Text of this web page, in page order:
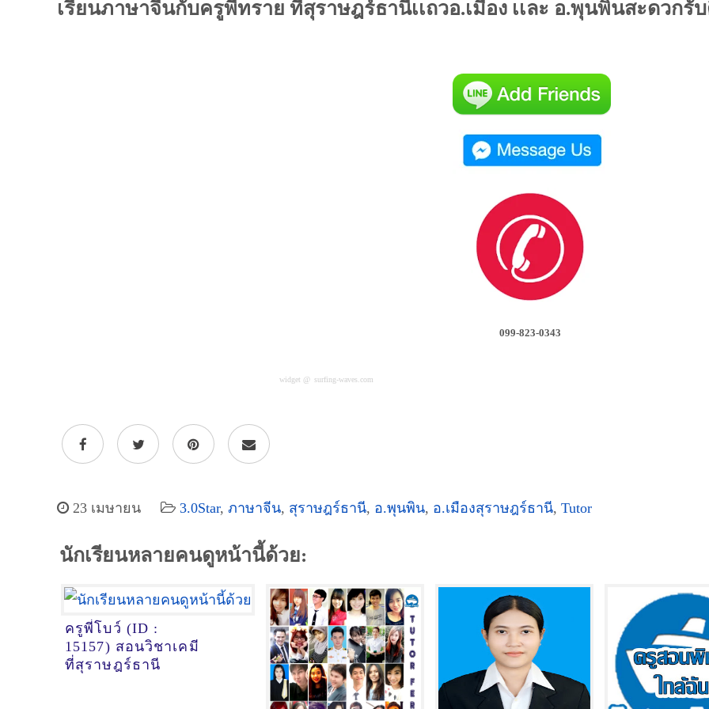
เรียนภาษาจีนกับครูพี่ทราย ที่สุราษฎร์ธานีเเถวอ.เมือง เเละ อ.พุนพินสะดวกรั
099-823-0343
widget @ surfing-waves.com
23 เมษายน 3.0Star, ภาษาจีน, สุราษฎร์ธานี, อ.พุนพิน, อ.เมืองสุราษฎร์ธานี, Tutor
นักเรียนหลายคนดูหน้านี้ด้วย:
ครูพี่โบว์ (ID :
15157) สอนวิชาเคมี
ที่สุราษฎร์ธานี